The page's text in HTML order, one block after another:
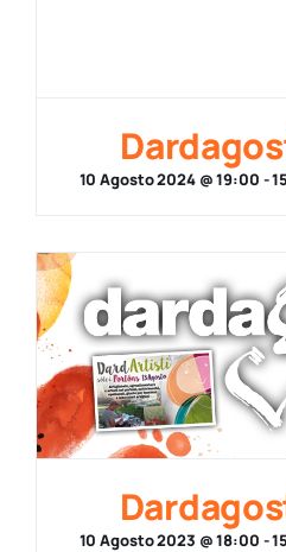
10 Agosto 2024 @ 19:00 -
10 Agosto 2023 @ 18:00 -